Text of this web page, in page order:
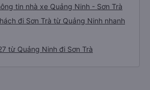
tin nhà xe Quảng Ninh - Sơn Trà
đi Sơn Trà từ Quảng Ninh nhanh
từ Quảng Ninh đi Sơn Trà